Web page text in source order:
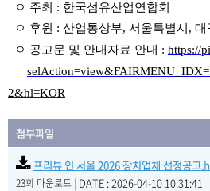
ㅇ 주최 : 한국섬유산업연합회
ㅇ 후원 : 산업통상부, 서울특별시 , 대
ㅇ 공고문 및 안내자료 안내 : https://
2&hl=KOR
첨부파일
프리뷰 인 서울 2026 장치업체 선정공고
23회 다운로드 | DATE : 2026-04-10 10:31:41